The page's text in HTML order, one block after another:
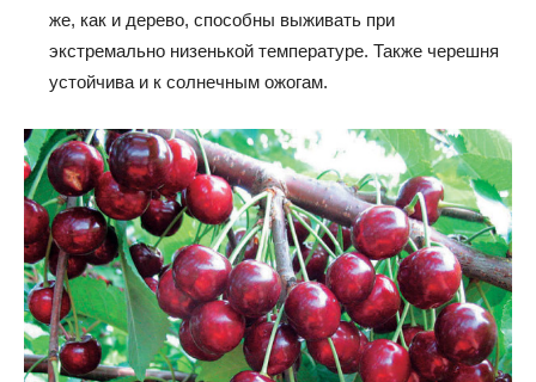
же, как и дерево, способны выживать при
экстремально низенькой температуре. Также черешня
устойчива и к солнечным ожогам.